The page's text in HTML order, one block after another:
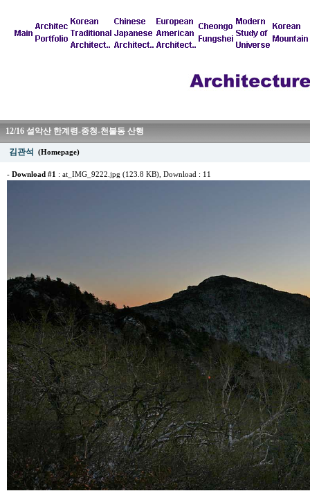
12/16 설악산 한계령-중청-천불동 산행
김관석 (Homepage)
- Download #1 : at_IMG_9222.jpg (123.8 KB) , Download : 11